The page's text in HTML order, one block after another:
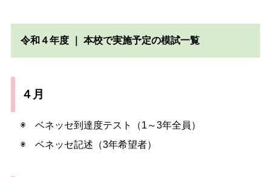
令和４年度 ｜ 本校で実施予定の模試一覧
４月
◉ ベネッセ到達度テスト（1～3年全員）
◉ ベネッセ記述（3年希望者）